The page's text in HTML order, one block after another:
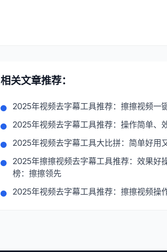
相关文章推荐：
2025年视频去字幕工具推荐：擦擦视频一
2025年视频去字幕工具推荐：操作简单、
2025年视频去字幕工具大比拼：简单好用
2025年擦擦视频去字幕工具推荐：效果好
榜：擦擦领先
2025年视频去字幕工具推荐：擦擦视频操